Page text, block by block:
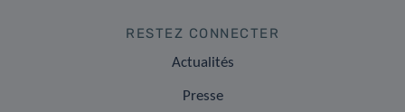
RESTEZ CONNECTER
Actualités
Presse